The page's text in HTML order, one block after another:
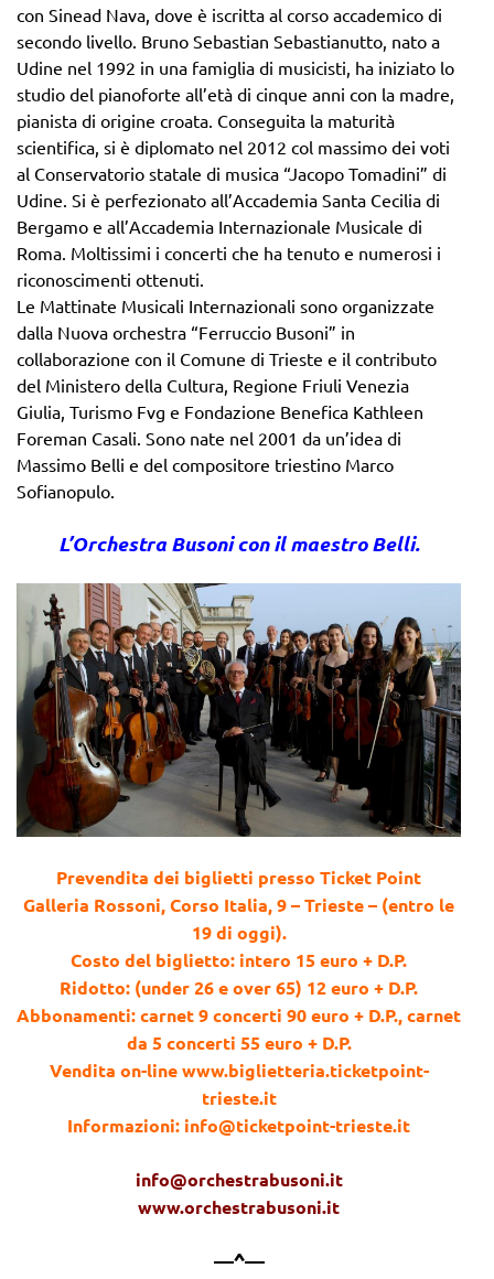
con Sinead Nava, dove è iscritta al corso accademico di
secondo livello. Bruno Sebastian Sebastianutto, nato a
Udine nel 1992 in una famiglia di musicisti, ha iniziato lo
studio del pianoforte all’età di cinque anni con la madre,
pianista di origine croata. Conseguita la maturità
scientifica, si è diplomato nel 2012 col massimo dei voti
al Conservatorio statale di musica “Jacopo Tomadini” di
Udine. Si è perfezionato all’Accademia Santa Cecilia di
Bergamo e all’Accademia Internazionale Musicale di
Roma. Moltissimi i concerti che ha tenuto e numerosi i
riconoscimenti ottenuti.
Le Mattinate Musicali Internazionali sono organizzate
dalla Nuova orchestra “Ferruccio Busoni” in
collaborazione con il Comune di Trieste e il contributo
del Ministero della Cultura, Regione Friuli Venezia
Giulia, Turismo Fvg e Fondazione Benefica Kathleen
Foreman Casali. Sono nate nel 2001 da un’idea di
Massimo Belli e del compositore triestino Marco
Sofianopulo.
L’Orchestra Busoni con il maestro Belli.
Prevendita dei biglietti presso Ticket Point
Galleria Rossoni, Corso Italia, 9 – Trieste – (entro le
19 di oggi).
Costo del biglietto: intero 15 euro + D.P.
Ridotto: (under 26 e over 65) 12 euro + D.P.
Abbonamenti: carnet 9 concerti 90 euro + D.P., carnet
da 5 concerti 55 euro + D.P.
Vendita on-line www.biglietteria.ticketpoint-
trieste.it
Informazioni: info@ticketpoint-trieste.it
info@orchestrabusoni.it
www.orchestrabusoni.it
—^—